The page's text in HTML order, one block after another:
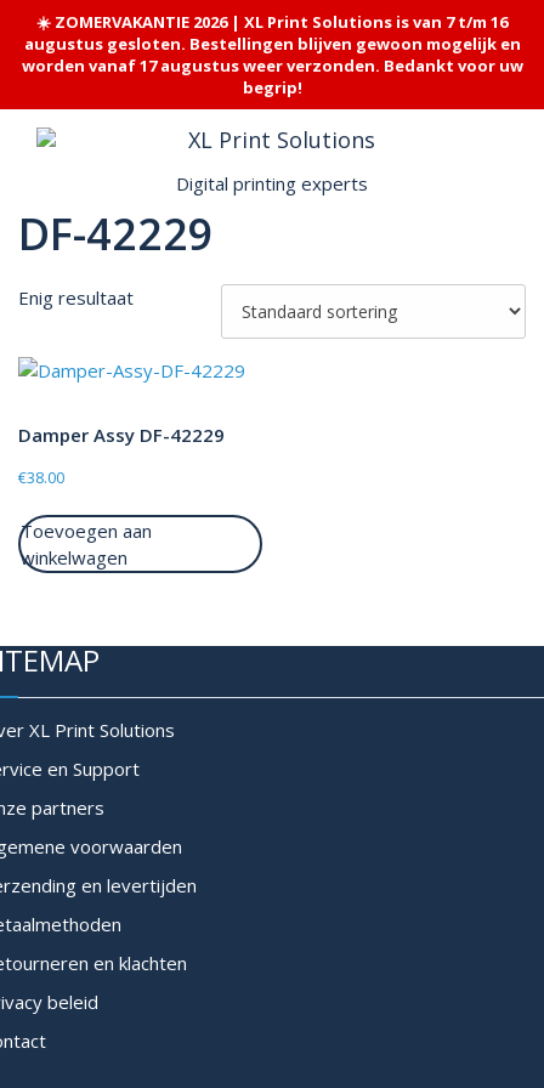
☀️ ZOMERVAKANTIE 2026 | XL Print Solutions is van 7 t/m 16
augustus gesloten. Bestellingen blijven gewoon mogelijk en
worden vanaf 17 augustus weer verzonden. Bedankt voor uw
begrip!
Digital printing experts
DF-42229
Enig resultaat
Damper Assy DF-42229
€38.00
Toevoegen aan
winkelwagen
XL Print Solutions
en Support
partners
voorwaarden
en levertijden
en klachten
beleid